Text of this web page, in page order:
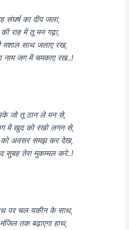
संघर्ष का दीप जला,
राह में तू मन गढ़ा,
मशाल साथ जलाए रख,
नाम जग में चमकाए रख..!
जो तू ठान ले मन से,
में खुद को रखो लगन से,
को अवसर समझ कर देख,
सुबह तेरा मुकम्मल करे..!
पर चल यकीन के साथ,
तक बढ़ाएगा हाथ,